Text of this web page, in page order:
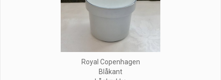
Royal Copenhagen
Blåkant